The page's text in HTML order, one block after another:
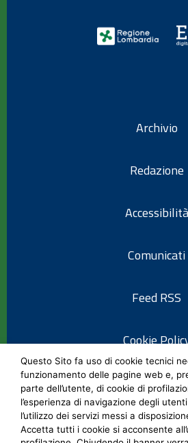
Archivio
Redazione
Accessibilità
Comunicati
Feed RSS
Cookie
Informativa
Note legali
Questo Sito fa uso di cookie tecnici
funzionamento delle pagine web e,
parte dell’utente, di cookie di
l’esperienza di navigazione degli
l’utilizzo dei servizi messi a
Accetta tutti i cookie si acconsente